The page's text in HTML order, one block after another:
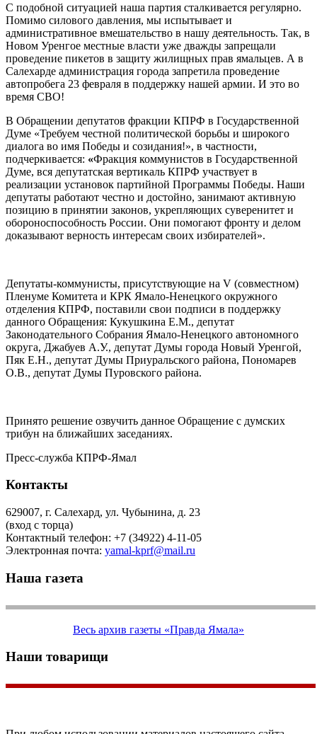
С подобной ситуацией наша партия сталкивается регулярно.
Помимо силового давления, мы испытывает и
административное вмешательство в нашу деятельность. Так, в
Новом Уренгое местные власти уже дважды запрещали
проведение пикетов в защиту жилищных прав ямальцев. А в
Салехарде администрация города запретила проведение
автопробега 23 февраля в поддержку нашей армии. И это во
время СВО!
В Обращении депутатов фракции КПРФ в Государственной
Думе «Требуем честной политической борьбы и широкого
диалога во имя Победы и созидания!», в частности,
подчеркивается: «Фракция коммунистов в Государственной
Думе, вся депутатская вертикаль КПРФ участвует в
реализации установок партийной Программы Победы. Наши
депутаты работают честно и достойно, занимают активную
позицию в принятии законов, укрепляющих суверенитет и
обороноспособность России. Они помогают фронту и делом
доказывают верность интересам своих избирателей».
Депутаты-коммунисты, присутствующие на V (совместном)
Пленуме Комитета и КРК Ямало-Ненецкого окружного
отделения КПРФ, поставили свои подписи в поддержку
данного Обращения: Кукушкина Е.М., депутат
Законодательного Собрания Ямало-Ненецкого автономного
округа, Джабуев А.У., депутат Думы города Новый Уренгой,
Пяк Е.Н., депутат Думы Приуральского района, Пономарев
О.В., депутат Думы Пуровского района.
Принято решение озвучить данное Обращение с думских
трибун на ближайших заседаниях.
Пресс-служба КПРФ-Ямал
Контакты
629007, г. Салехард, ул. Чубынина, д. 23
(вход с торца)
Контактный телефон: +7 (34922) 4-11-05
Электронная почта: yamal-kprf@mail.ru
Наша газета
Весь архив газеты «Правда Ямала»
Наши товарищи